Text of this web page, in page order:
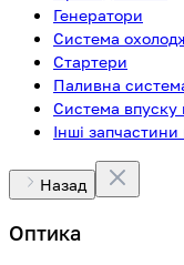
Генератори
Система
Стартери
Паливна
Система впуску
Інші запчастини
Назад
Оптика